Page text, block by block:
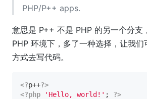
PHP/P++ apps.
意思是 P++ 不是 PHP 的另一个分支
PHP 环境下，多了一种选择，让我们
方式去写代码。
<?p++?>
<?php
'Hello, world!' ; ?>